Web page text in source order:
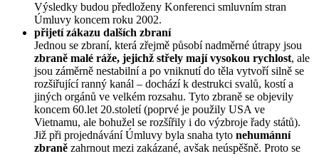
Výsledky budou předloženy Konferenci smluvním stran
Úmluvy koncem roku 2002.
přijetí zákazu dalších zbraní
Jednou se zbraní, která zřejmě působí nadměrné útrapy jsou
zbraně malé ráže, jejichž střely mají vysokou rychlost, ale
jsou záměrně nestabilní a po vniknutí do těla vytvoří silně se
rozšiřující ranný kanál – dochází k destrukci svalů, kostí a
jiných orgánů ve velkém rozsahu. Tyto zbraně se objevily
koncem 60.let 20.století (poprvé je použily USA ve
Vietnamu, ale bohužel se rozšířily i do výzbroje řady států).
Již při projednávání Úmluvy byla snaha tyto nehumánní
zbraně zahrnout mezi zakázané, avšak neúspěšně. Proto se